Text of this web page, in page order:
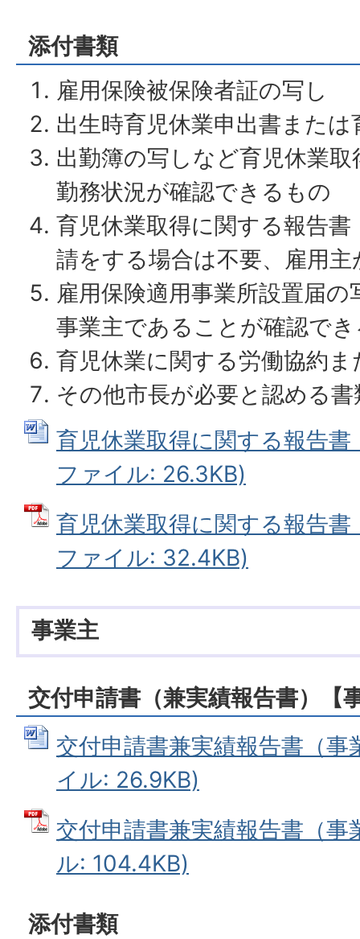
添付書類
雇用保険被保険者証の写し
出生時育児休業申出書また
出勤簿の写しなど育児休業
勤務状況が確認できるもの
育児休業取得に関する報告
請をする場合は不要、雇用
雇用保険適用事業所設置届
事業主であることが確認で
育児休業に関する労働協約
その他市長が必要と認める書
育児休業取得に関する報告
ファイル: 26.3KB)
育児休業取得に関する報告
ファイル: 32.4KB)
事業主
交付申請書（兼実績報告書）【
交付申請書兼実績報告書（
イル: 26.9KB)
交付申請書兼実績報告書（
ル: 104.4KB)
添付書類